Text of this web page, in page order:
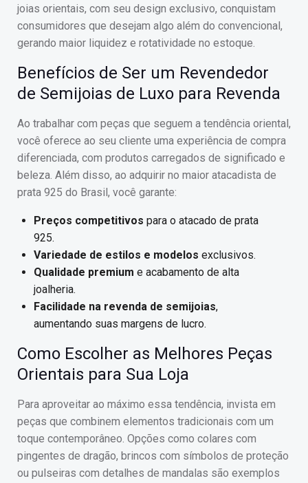
joias orientais, com seu design exclusivo, conquistam
consumidores que desejam algo além do convencional,
gerando maior liquidez e rotatividade no estoque.
Benefícios de Ser um Revendedor
de Semijoias de Luxo para Revenda
Ao trabalhar com peças que seguem a tendência oriental,
você oferece ao seu cliente uma experiência de compra
diferenciada, com produtos carregados de significado e
beleza. Além disso, ao adquirir no maior atacadista de
prata 925 do Brasil, você garante:
Preços competitivos para o atacado de prata
925.
Variedade de estilos e modelos exclusivos.
Qualidade premium e acabamento de alta
joalheria.
Facilidade na revenda de semijoias,
aumentando suas margens de lucro.
Como Escolher as Melhores Peças
Orientais para Sua Loja
Para aproveitar ao máximo essa tendência, invista em
peças que combinem elementos tradicionais com um
toque contemporâneo. Opções como colares com
pingentes de dragão, brincos com símbolos de proteção
ou pulseiras com detalhes de mandalas são exemplos